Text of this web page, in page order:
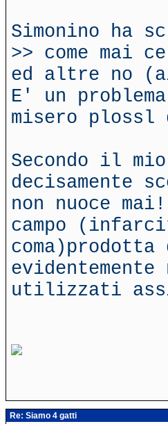
Simonino ha
>> come mai
ed altre no
E' un
misero plossl
Secondo il
decisamente
non nuoce
campo
utilizzati
Re: Siamo 4 gatti